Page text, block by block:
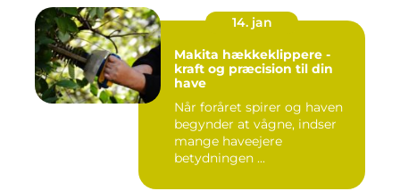
14. jan
Makita hækkeklippere -
kraft og præcision til din
have
Når foråret spirer og haven
begynder at vågne, indser
mange haveejere
betydningen ...